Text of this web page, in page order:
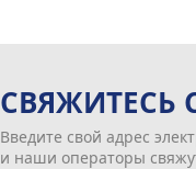
СВЯЖИТЕСЬ
Введите свой адрес
и наши операторы